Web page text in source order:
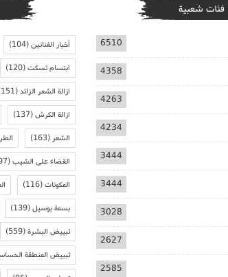
فئات شعبية
6510
4358
4263
4234
3444
3444
3028
2627
2585
أخبار الفنانين(104)
ابتسام تسكت(120)
ازالة الشعر الزائد(151)
ازالة الكرش(137)
الشعر(163)
القضاء على الشيب(97)
المكونات(116)
بسمة بوسيل(139)
تبييض البشرة(559)
تبييض المنطقة